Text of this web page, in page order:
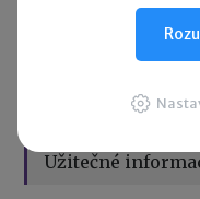
Načítám
hodnoty
Užitečné